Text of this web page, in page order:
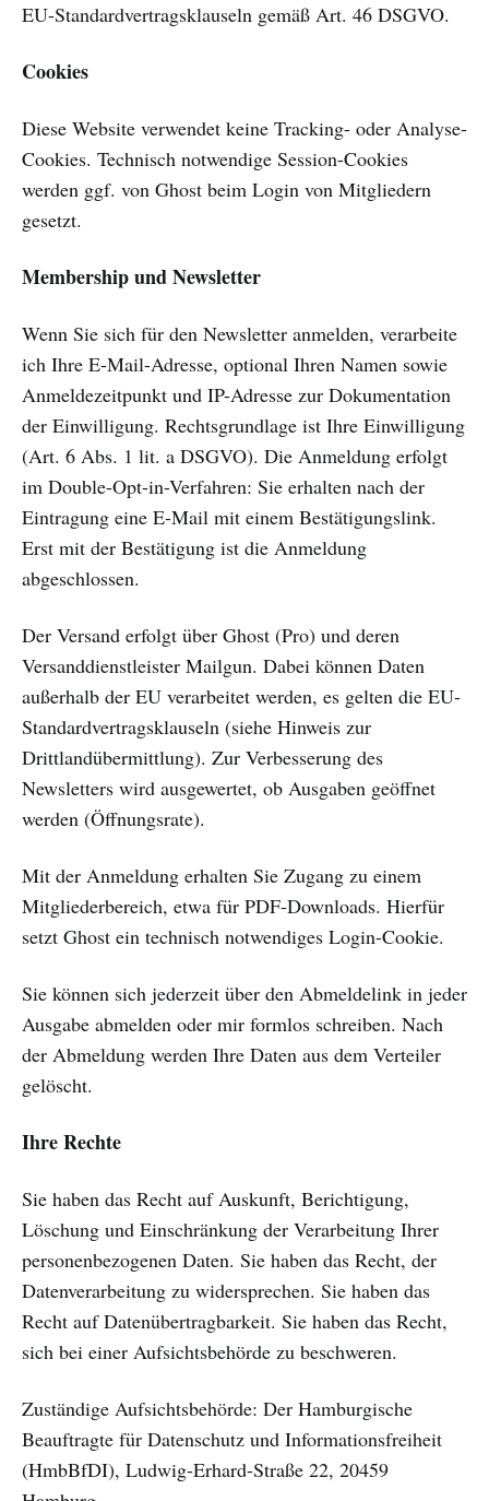
EU-Standardvertragsklauseln gemäß Art. 46 DSGVO.
Cookies
Diese Website verwendet keine Tracking- oder Analyse-
Cookies. Technisch notwendige Session-Cookies
werden ggf. von Ghost beim Login von Mitgliedern
gesetzt.
Membership und Newsletter
Wenn Sie sich für den Newsletter anmelden, verarbeite
ich Ihre E-Mail-Adresse, optional Ihren Namen sowie
Anmeldezeitpunkt und IP-Adresse zur Dokumentation
der Einwilligung. Rechtsgrundlage ist Ihre Einwilligung
(Art. 6 Abs. 1 lit. a DSGVO). Die Anmeldung erfolgt
im Double-Opt-in-Verfahren: Sie erhalten nach der
Eintragung eine E-Mail mit einem Bestätigungslink.
Erst mit der Bestätigung ist die Anmeldung
abgeschlossen.
Der Versand erfolgt über Ghost (Pro) und deren
Versanddienstleister Mailgun. Dabei können Daten
außerhalb der EU verarbeitet werden, es gelten die EU-
Standardvertragsklauseln (siehe Hinweis zur
Drittlandübermittlung). Zur Verbesserung des
Newsletters wird ausgewertet, ob Ausgaben geöffnet
werden (Öffnungsrate).
Mit der Anmeldung erhalten Sie Zugang zu einem
Mitgliederbereich, etwa für PDF-Downloads. Hierfür
setzt Ghost ein technisch notwendiges Login-Cookie.
Sie können sich jederzeit über den Abmeldelink in jeder
Ausgabe abmelden oder mir formlos schreiben. Nach
der Abmeldung werden Ihre Daten aus dem Verteiler
gelöscht.
Ihre Rechte
Sie haben das Recht auf Auskunft, Berichtigung,
Löschung und Einschränkung der Verarbeitung Ihrer
personenbezogenen Daten. Sie haben das Recht, der
Datenverarbeitung zu widersprechen. Sie haben das
Recht auf Datenübertragbarkeit. Sie haben das Recht,
sich bei einer Aufsichtsbehörde zu beschweren.
Zuständige Aufsichtsbehörde: Der Hamburgische
Beauftragte für Datenschutz und Informationsfreiheit
(HmbBfDI), Ludwig-Erhard-Straße 22, 20459